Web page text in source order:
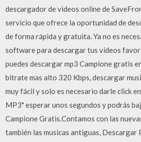
descargador de videos online de
servicio que ofrece la oportunidad de
de forma rápida y gratuita. Ya no es
software para descargar tus vídeos
puedes descargar mp3 Campione gratis
bitrate mas alto 320 Kbps, descargar
muy fácil y solo es necesario darle click
MP3" esperar unos segundos y podrás
Campione Gratis.Contamos con las
también las musicas antiguas, Descargar